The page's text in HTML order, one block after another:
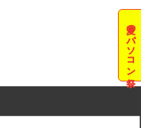
夏のパソコン祭